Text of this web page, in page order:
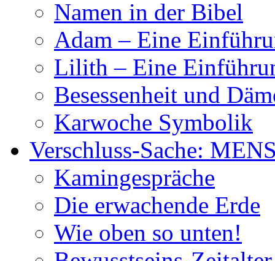
Namen in der Bibel
Adam – Eine
Lilith – Eine
Besessenheit und
Karwoche Symbolik
Verschluss-Sache:
Kamingespräche
Die erwachende Erde
Wie oben so unten!